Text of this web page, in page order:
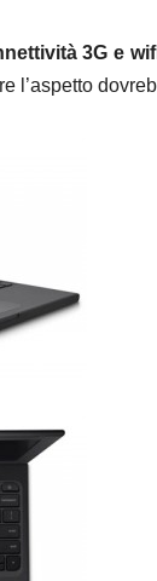
3G e
l’aspetto